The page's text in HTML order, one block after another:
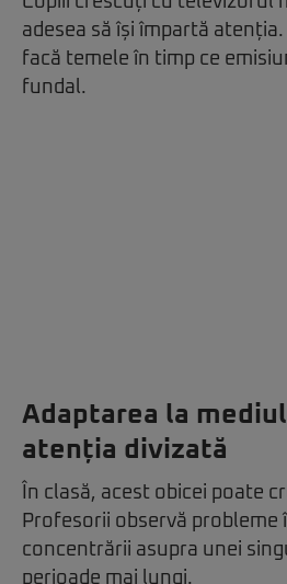
adesea să își împartă atenția.
facă temele în timp ce
fundal.
Adaptarea la
atenția divizată
În clasă, acest obicei poate
Profesorii observă probleme
concentrării asupra unei
perioade mai lungi.